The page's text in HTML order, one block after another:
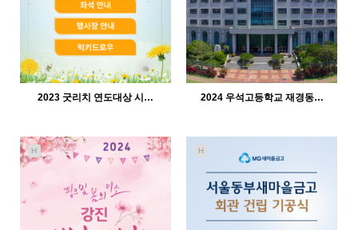
562
12-21
인바이트미
2023 굿리치 연도대상 시…
525
12-21
2024 우석고등학교 재경동…
H H